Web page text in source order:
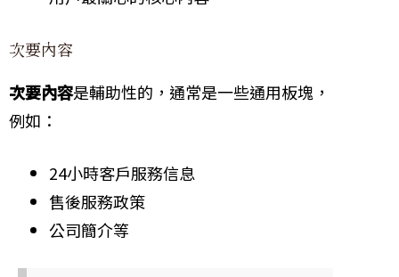
次要內容
次要內容是輔助性的，通常是一些通用板塊，
例如：
24小時客戶服務信息
售後服務政策
公司簡介等